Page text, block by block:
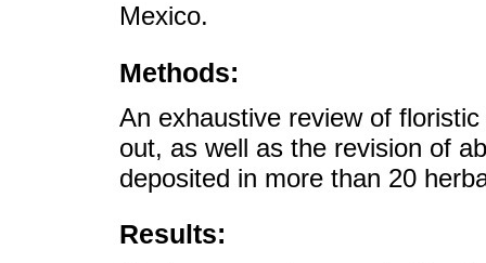
Mexico.
Methods:
An exhaustive review of
out, as well as the revision of
deposited in more than 20
Results: